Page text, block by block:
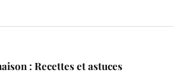
: Recettes et astuces